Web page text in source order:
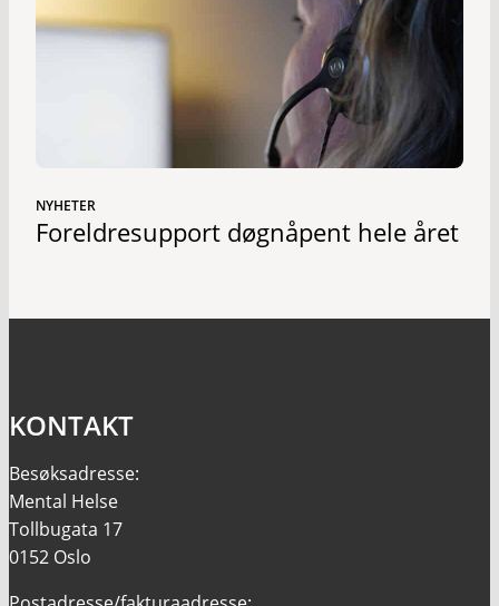
NYHETER
Foreldresupport døgnåpent hele året
KONTAKT
Besøksadresse:
Mental Helse
Tollbugata 17
0152 Oslo